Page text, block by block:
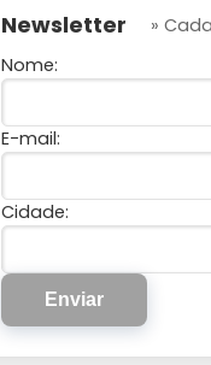
Newsletter
»
Nome:
E-mail:
Cidade: